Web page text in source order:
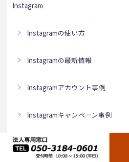
Instagram
Instagramの使い方
Instagramの最新情報
Instagramアカウント事例
Instagramキャンペーン事例
Instagram広告